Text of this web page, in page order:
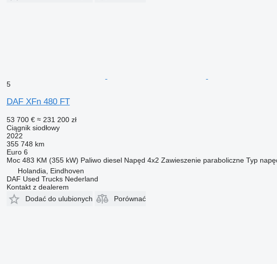
Sprzęg i wyposażenie do podłączenia przyczepy
Układ hamulcowy
- Hamulec postojowy ze wspomaganiem
- Sterowanie hamulcem postojowym
- Sterowanie hamulcem postojowym
Układ napędowy
- Tryb Eco
- Tryb Eco
- Tryb jazdy manewrowej
5
DAF XFn 480 FT
53 700 € ≈ 231 200 zł
Ciągnik siodłowy
2022
355 748 km
Euro 6
Moc 483 KM (355 kW) Paliwo diesel Napęd 4x2 Zawieszenie paraboliczne Typ
Holandia, Eindhoven
DAF Used Trucks Nederland
Kontakt z dealerem
Dodać do ulubionych
Porównać